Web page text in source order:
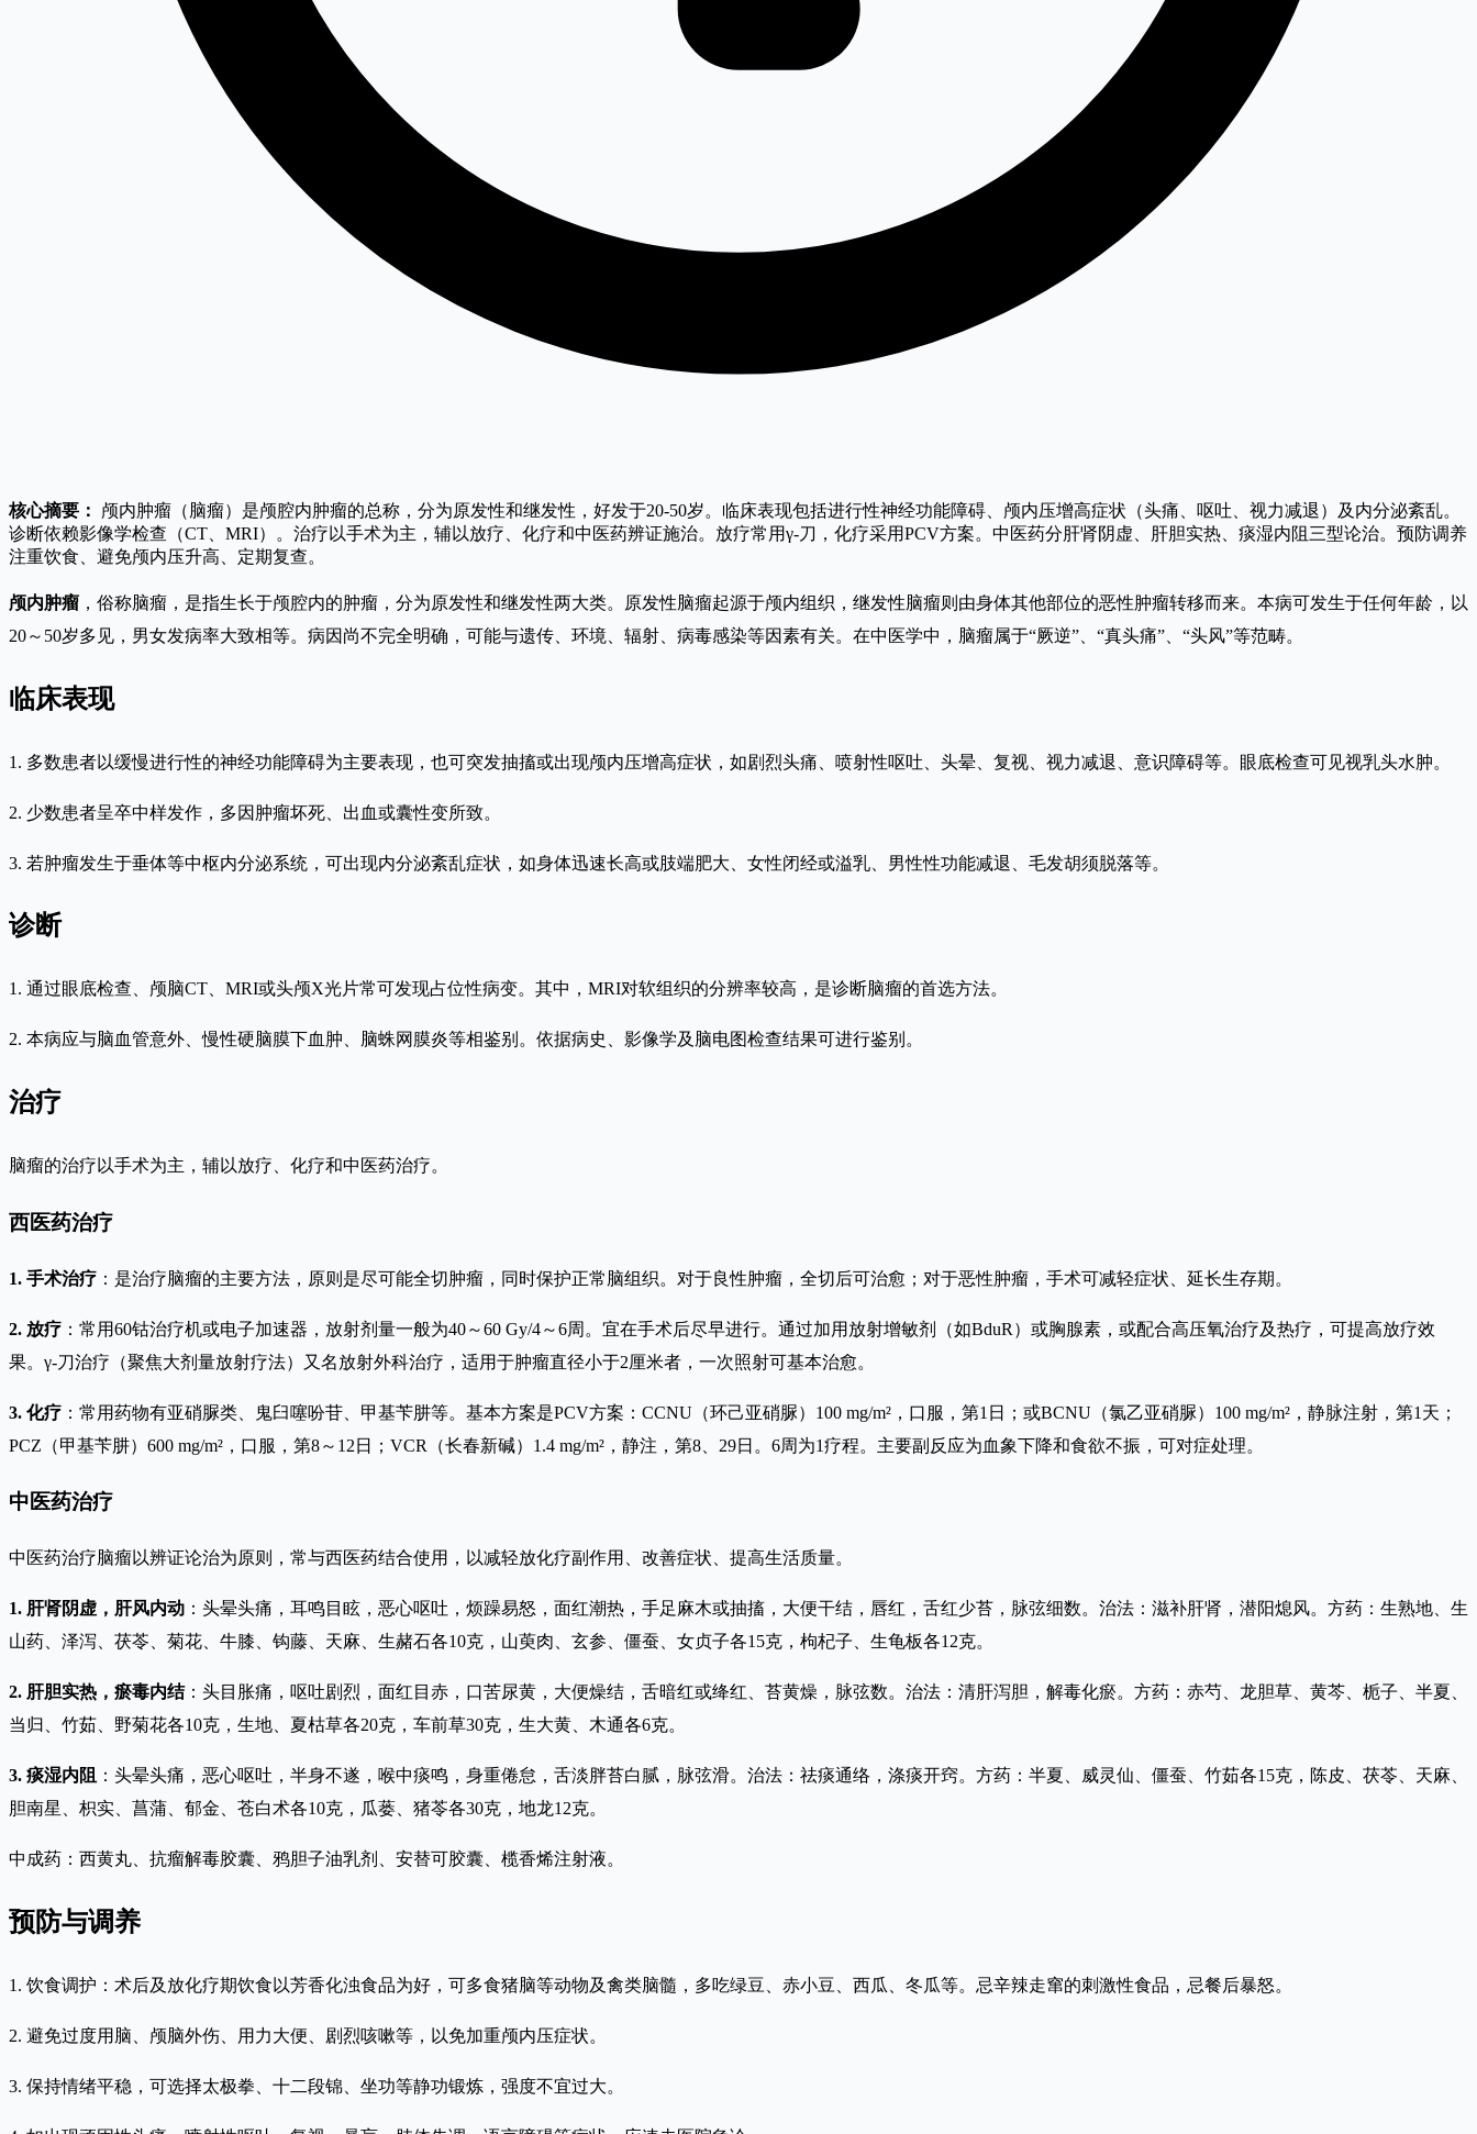
核心摘要： 颅内肿瘤（脑瘤）是颅腔内肿瘤的总称，分为原发性和继发性，好发于20-50岁。临床表现包括进行性神经功能障碍、颅内压增高症状（头痛、呕吐、视力减退）及内分泌紊乱。
诊断依赖影像学检查（CT、MRI）。治疗以手术为主，辅以放疗、化疗和中医药辨证施治。放疗常用γ-刀，化疗采用PCV方案。中医药分肝肾阴虚、肝胆实热、痰湿内阻三型论治。预防调养
注重饮食、避免颅内压升高、定期复查。
颅内肿瘤 ，俗称脑瘤，是指生长于颅腔内的肿瘤，分为原发性和继发性两大类。原发性脑瘤起源于颅内组织，继发性脑瘤则由身体其他部位的恶性肿瘤转移而来。本病可发生于任何年龄，以
20～50岁多见，男女发病率大致相等。病因尚不完全明确，可能与遗传、环境、辐射、病毒感染等因素有关。在中医学中，脑瘤属于“厥逆”、“真头痛”、“头风”等范畴。
临床表现
1. 多数患者以缓慢进行性的神经功能障碍为主要表现，也可突发抽搐或出现颅内压增高症状，如剧烈头痛、喷射性呕吐、头晕、复视、视力减退、意识障碍等。眼底检查可见视乳头水肿。
2. 少数患者呈卒中样发作，多因肿瘤坏死、出血或囊性变所致。
3. 若肿瘤发生于垂体等中枢内分泌系统，可出现内分泌紊乱症状，如身体迅速长高或肢端肥大、女性闭经或溢乳、男性性功能减退、毛发胡须脱落等。
诊断
1. 通过眼底检查、颅脑CT、MRI或头颅X光片常可发现占位性病变。其中，MRI对软组织的分辨率较高，是诊断脑瘤的首选方法。
2. 本病应与脑血管意外、慢性硬脑膜下血肿、脑蛛网膜炎等相鉴别。依据病史、影像学及脑电图检查结果可进行鉴别。
治疗
脑瘤的治疗以手术为主，辅以放疗、化疗和中医药治疗。
西医药治疗
1. 手术治疗 ：是治疗脑瘤的主要方法，原则是尽可能全切肿瘤，同时保护正常脑组织。对于良性肿瘤，全切后可治愈；对于恶性肿瘤，手术可减轻症状、延长生存期。
2. 放疗 ：常用60钴治疗机或电子加速器，放射剂量一般为40～60 Gy/4～6周。宜在手术后尽早进行。通过加用放射增敏剂（如BduR）或胸腺素，或配合高压氧治疗及热疗，可提高放疗效
果。γ-刀治疗（聚焦大剂量放射疗法）又名放射外科治疗，适用于肿瘤直径小于2厘米者，一次照射可基本治愈。
3. 化疗 ：常用药物有亚硝脲类、鬼臼噻吩苷、甲基苄肼等。基本方案是PCV方案：CCNU（环己亚硝脲）100 mg/m²，口服，第1日；或BCNU（氯乙亚硝脲）100 mg/m²，静脉注射，第1天；
PCZ（甲基苄肼）600 mg/m²，口服，第8～12日；VCR（长春新碱）1.4 mg/m²，静注，第8、29日。6周为1疗程。主要副反应为血象下降和食欲不振，可对症处理。
中医药治疗
中医药治疗脑瘤以辨证论治为原则，常与西医药结合使用，以减轻放化疗副作用、改善症状、提高生活质量。
1. 肝肾阴虚，肝风内动 ：头晕头痛，耳鸣目眩，恶心呕吐，烦躁易怒，面红潮热，手足麻木或抽搐，大便干结，唇红，舌红少苔，脉弦细数。治法：滋补肝肾，潜阳熄风。方药：生熟地、生
山药、泽泻、茯苓、菊花、牛膝、钩藤、天麻、生赭石各10克，山萸肉、玄参、僵蚕、女贞子各15克，枸杞子、生龟板各12克。
2. 肝胆实热，瘀毒内结：头目胀痛，呕吐剧烈，面红目赤，口苦尿黄，大便燥结，舌暗红或绛红、苔黄燥，脉弦数。治法：清肝泻胆，解毒化瘀。方药：赤芍、龙胆草、黄芩、栀子、半夏、
当归、竹茹、野菊花各10克，生地、夏枯草各20克，车前草30克，生大黄、木通各6克。
3. 痰湿内阻 ：头晕头痛，恶心呕吐，半身不遂，喉中痰鸣，身重倦怠，舌淡胖苔白腻，脉弦滑。治法：祛痰通络，涤痰开窍。方药：半夏、威灵仙、僵蚕、竹茹各15克，陈皮、茯苓、天麻、
胆南星、枳实、菖蒲、郁金、苍白术各10克，瓜蒌、猪苓各30克，地龙12克。
中成药：西黄丸、抗瘤解毒胶囊、鸦胆子油乳剂、安替可胶囊、榄香烯注射液。
预防与调养
1. 饮食调护：术后及放化疗期饮食以芳香化浊食品为好，可多食猪脑等动物及禽类脑髓，多吃绿豆、赤小豆、西瓜、冬瓜等。忌辛辣走窜的刺激性食品，忌餐后暴怒。
2. 避免过度用脑、颅脑外伤、用力大便、剧烈咳嗽等，以免加重颅内压症状。
3. 保持情绪平稳，可选择太极拳、十二段锦、坐功等静功锻炼，强度不宜过大。